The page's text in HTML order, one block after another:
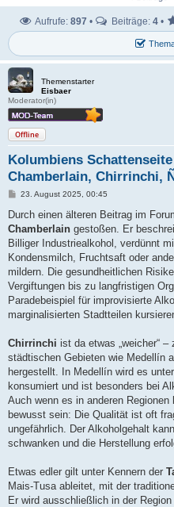
Aufrufe: 897 • Beiträge: 4 •
Themenstarter
Eisbaer
Moderator(in)
Offline
Kolumbiens
Chamberlain, Chirrinchi,
B
r
a
23. August 2025, 00:45
Durch einen älteren Beitrag im
Chamberlain gestoßen. Er
Billiger Industriealkohol, verdünnt
Kondensmilch, Fruchtsaft oder
mildern. Die gesundheitlichen
Vergiftungen bis zu langfristigen
Paradebeispiel für improvisierte
marginalisierten Stadtteilen
Chirrinchi ist da etwas „weicher“
städtischen Gebieten wie Medellín
hergestellt. In Medellín wird es
konsumiert und ist besonders bei
Auch wenn es in anderen
bewusst sein: Die Qualität ist oft
ungefährlich. Der Alkoholgehalt
schwanken und die Herstellung
Etwas edler gilt unter Kennern der
Mais-Tusa ableitet, mit der
Er wird ausschließlich in der